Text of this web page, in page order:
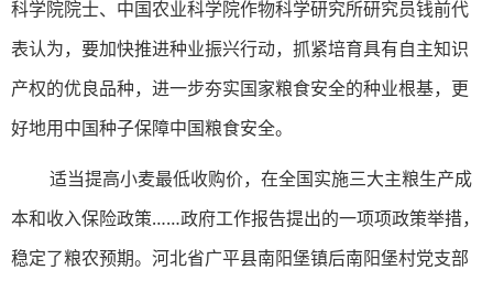
科学院院士、中国农业科学院作物科学研究所研究员钱前代
表认为，要加快推进种业振兴行动，抓紧培育具有自主知识
产权的优良品种，进一步夯实国家粮食安全的种业根基，更
好地用中国种子保障中国粮食安全。
适当提高小麦最低收购价，在全国实施三大主粮生产成
本和收入保险政策……政府工作报告提出的一项项政策举措，
稳定了粮农预期。河北省广平县南阳堡镇后南阳堡村党支部